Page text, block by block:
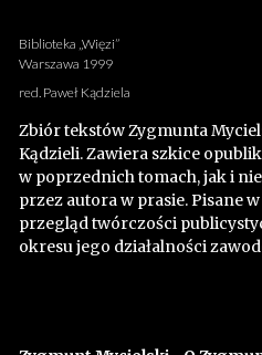
Biblioteka „Więzi”
Warszawa 1999
red. Paweł Kądziela
Zbiór tekstów Zygmunta
Kądzieli. Zawiera szkice
w poprzednich tomach, jak i
przez autora w prasie. Pisane w
przegląd twórczości
okresu jego działalności